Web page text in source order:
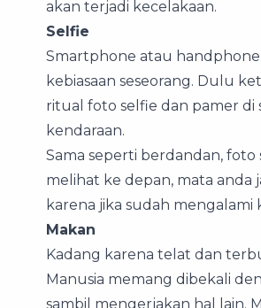
akan terjadi kecelakaan.
Selfie
Smartphone atau
kebiasaan seseorang. Dulu
ritual foto selfie dan pamer di
kendaraan.
Sama seperti berdandan,
melihat ke depan, mata anda
karena jika sudah
Makan
Kadang karena telat dan
Manusia memang dibekali
sambil mengerjakan hal lain.